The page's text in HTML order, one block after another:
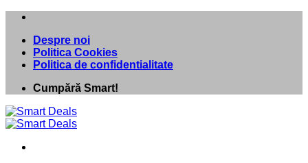
Skip
contentDespre noi
Politica Cookies
Politica de confidentialitate
Cumpără Smart!